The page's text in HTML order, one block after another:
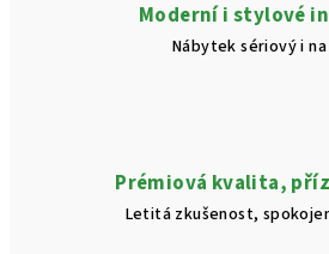
Moderní i stylové
Nábytek sériový i
Prémiová kvalita,
Letitá zkušenost,